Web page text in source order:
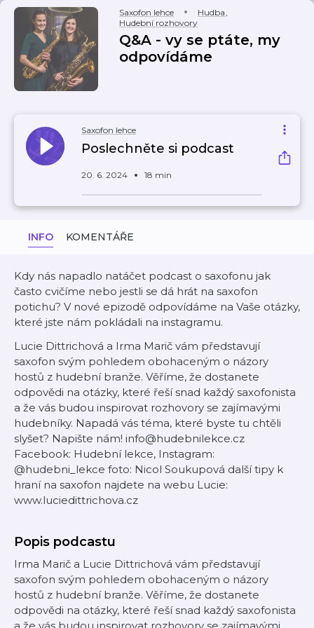
Saxofon lehce Hudba,
Hudební rozhovory
Q&A - vy se ptáte, my
odpovídáme
Saxofon lehce
Poslechněte si podcast
20. 6. 2024 18 min
INFO KOMENTÁŘE
Kdy nás napadlo natáčet podcast o saxofonu jak
často cvičíme nebo jestli se dá hrát na saxofon
potichu? V nové epizodě odpovídáme na Vaše otázky,
které jste nám pokládali na instagramu.
Lucie Dittrichová a Irma Marič vám představují
saxofon svým pohledem obohaceným o názory
hostů z hudební branže. Věříme, že dostanete
odpovědi na otázky, které řeší snad každý saxofonista
a že vás budou inspirovat rozhovory se zajímavými
hudebníky. Napadá vás téma, které byste tu chtěli
slyšet? Napište nám! info@hudebnilekce.cz
Facebook: Hudební lekce, Instagram:
@hudebni_lekce foto: Nicol Soukupová další tipy k
hraní na saxofon najdete na webu Lucie:
www.luciedittrichova.cz
Popis podcastu
Irma Marič a Lucie Dittrichová vám představují
saxofon svým pohledem obohaceným o názory
hostů z hudební branže. Věříme, že dostanete
odpovědi na otázky, které řeší snad každý saxofonista